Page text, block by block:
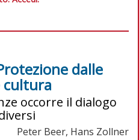
dalle
cultura
occorre il dialogo
Peter Beer, Hans Zollner